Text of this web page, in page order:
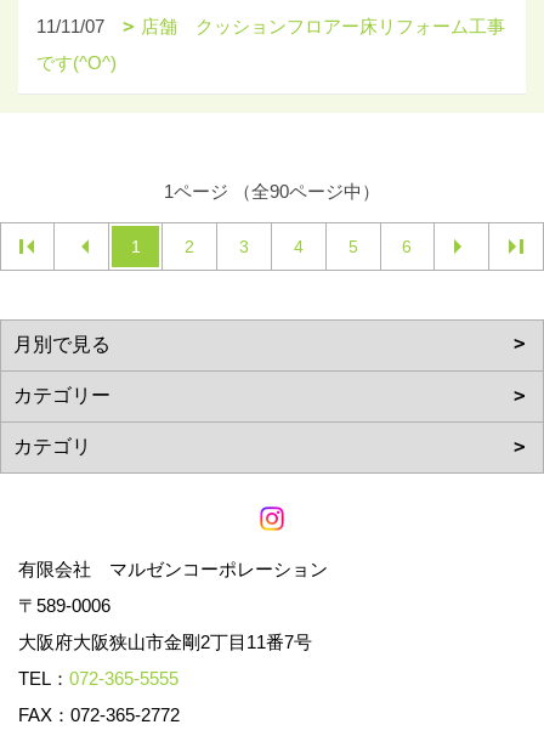
11/11/07
店舗 クッションフロアー床リフォーム工事
です(^O^)
1ページ （全90ページ中）
1 2 3 4 5 6
有限会社 マルゼンコーポレーション
〒589-0006
大阪府大阪狭山市金剛2丁目11番7号
TEL： 072-365-5555
FAX：072-365-2772